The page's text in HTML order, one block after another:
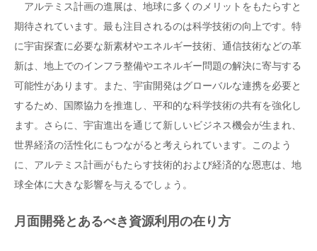
アルテミス計画の進展は、地球に多くのメリットをもたらすと
期待されています。最も注目されるのは科学技術の向上です。特
に宇宙探査に必要な新素材やエネルギー技術、通信技術などの革
新は、地上でのインフラ整備やエネルギー問題の解決に寄与する
可能性があります。また、宇宙開発はグローバルな連携を必要と
するため、国際協力を推進し、平和的な科学技術の共有を強化し
ます。さらに、宇宙進出を通じて新しいビジネス機会が生まれ、
世界経済の活性化にもつながると考えられています。このよう
に、アルテミス計画がもたらす技術的および経済的な恩恵は、地
球全体に大きな影響を与えるでしょう。
月面開発とあるべき資源利用の在り方